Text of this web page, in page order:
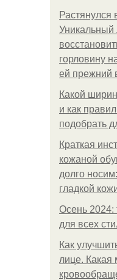
Растянулся
Уникальный
горловину
ей прежний
Какой
и как
подобрать
Краткая
кожаной
долго
гладкой
Осень 2024:
для всех
Как
лице. Какая